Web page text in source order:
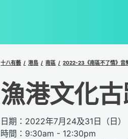
十八有藝 港島 南區 2022-23《南區不了情》音
漁港文化古
日期：2022年7月24及31日（日）
時間：9:30am - 12:30pm